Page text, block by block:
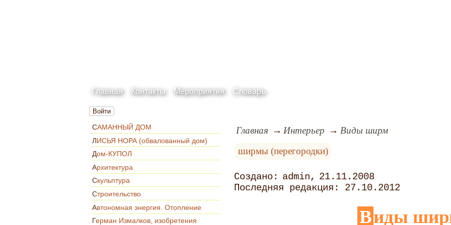
Главная Контакты Мероприятия Словарь
Войти
САМАННЫЙ ДОМ
ЛИСЬЯ НОРА (обвалованный дом)
Дом-КУПОЛ
Архитектура
Скульптура
Строительство
Автономная энергия. Отопление
Герман Измалков, изобретения
Главная Интерьер
Виды ширм
ширмы (перегородки)
admin
21.11.2008
27.10.2012
Виды